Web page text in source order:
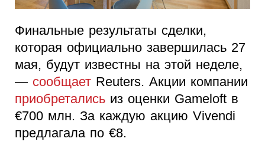
Финальные результаты сделки,
которая официально завершилась 27
мая, будут известны на этой неделе,
— сообщает Reuters. Акции компании
приобретались из оценки Gameloft в
€700 млн. За каждую акцию Vivendi
предлагала по €8.